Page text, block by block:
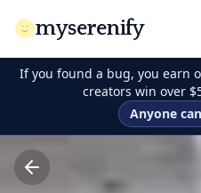
myserenify
If you found a bug, you earn
creators win over
Anyone